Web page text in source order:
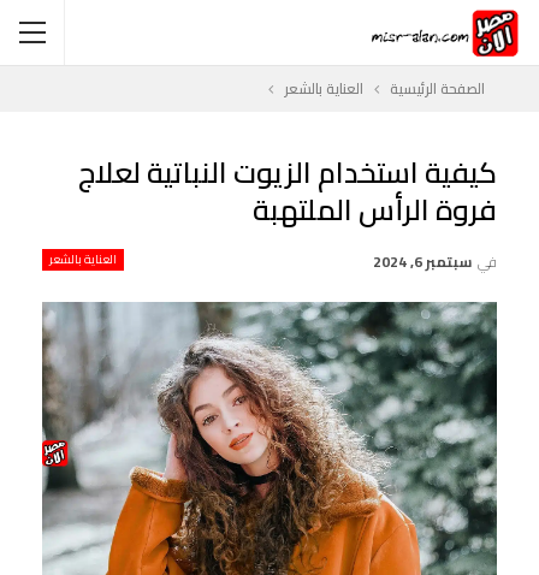
الصفحة الرئيسية العناية بالشعر
كيفية استخدام الزيوت النباتية لعلاج
فروة الرأس الملتهبة
العناية بالشعر في سبتمبر 6, 2024